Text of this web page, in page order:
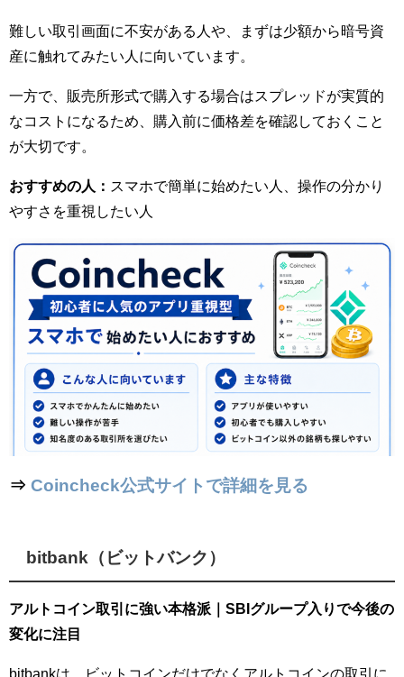
難しい取引画面に不安がある人や、まずは少額から暗号資
産に触れてみたい人に向いています。
一方で、販売所形式で購入する場合はスプレッドが実質的
なコストになるため、購入前に価格差を確認しておくこと
が大切です。
おすすめの人： スマホで簡単に始めたい人、操作の分かり
やすさを重視したい人
⇒ Coincheck公式サイトで詳細を見る
bitbank（ビットバンク）
アルトコイン取引に強い本格派｜SBIグループ入りで今後の
変化に注目
bitbankは、ビットコインだけでなくアルトコインの取引に